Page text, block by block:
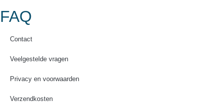
FAQ
Contact
Veelgestelde vragen
Privacy en voorwaarden
Verzendkosten